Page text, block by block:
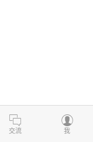
交流 我